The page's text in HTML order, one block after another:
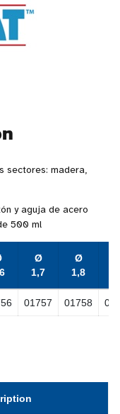
sectores: madera,
y aguja de acero
500 ml
Ø
1,7
Ø
1,8
01757 01758